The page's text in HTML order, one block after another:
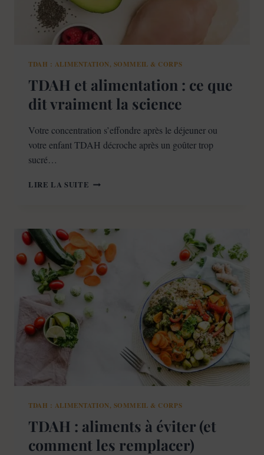
MAGNÉSIUM,
VITAMINE
D)
TDAH : ALIMENTATION, SOMMEIL & CORPS
TDAH et alimentation : ce que
dit vraiment la science
Votre concentration s’effondre après le déjeuner ou
votre enfant TDAH décroche après un goûter trop
sucré…
LIRE LA SUITE TDAH
CE
QUE
DIT
VRAIMENT
LA
SCIENCE
TDAH : ALIMENTATION, SOMMEIL & CORPS
TDAH : aliments à éviter (et
comment les remplacer)